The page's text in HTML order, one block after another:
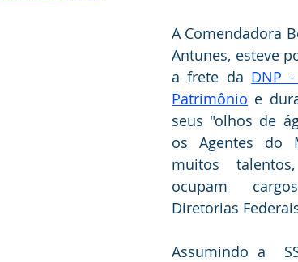
A Comendadora
Antunes, esteve
a frete da DNP
Patrimônio e
seus "olhos de
os Agentes do
muitos
ocupam
Diretorias
Assumindo a